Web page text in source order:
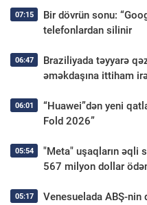
07:15
Bir dövrün sonu:
telefonlardan silinir
06:47
Braziliyada təyyarə
əməkdaşına ittiham
06:01
“Huawei”dən yeni
Fold 2026”
05:54
"Meta" uşaqların əqli
567 milyon dollar
05:17
Venesuelada ABŞ-